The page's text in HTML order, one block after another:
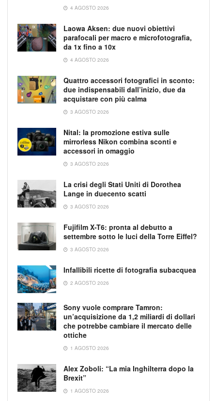
4 AGOSTO 2026
Laowa Aksen: due nuovi obiettivi
parafocali per macro e microfotografia,
da 1x fino a 10x
4 AGOSTO 2026
Quattro accessori fotografici in sconto:
due indispensabili dall’inizio, due da
acquistare con più calma
3 AGOSTO 2026
Nital: la promozione estiva sulle
mirrorless Nikon combina sconti e
accessori in omaggio
3 AGOSTO 2026
La crisi degli Stati Uniti di Dorothea
Lange in duecento scatti
3 AGOSTO 2026
Fujifilm X-T6: pronta al debutto a
settembre sotto le luci della Torre Eiffel?
3 AGOSTO 2026
Infallibili ricette di fotografia subacquea
2 AGOSTO 2026
Sony vuole comprare Tamron:
un’acquisizione da 1,2 miliardi di dollari
che potrebbe cambiare il mercato delle
ottiche
1 AGOSTO 2026
Alex Zoboli: “La mia Inghilterra dopo la
Brexit”
1 AGOSTO 2026